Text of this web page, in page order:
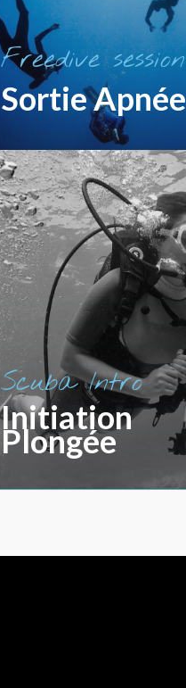
Freedive session
Sortie Apnée
Scuba Intro
Initiation
Plongée